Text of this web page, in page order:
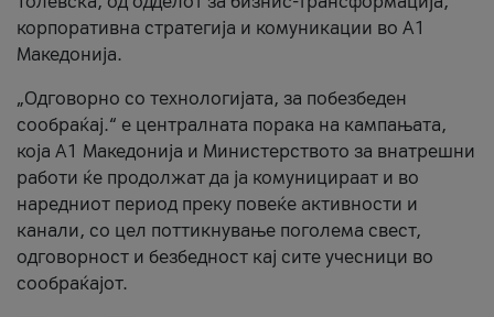
корпоративна стратегија и комуникации во А1
Македонија.
„Одговорно со технологијата, за побезбеден
сообраќај.“ е централната порака на кампањата,
која A1 Македонија и Министерството за внатрешни
работи ќе продолжат да ја комуницираат и во
наредниот период преку повеќе активности и
канали, со цел поттикнување поголема свест,
одговорност и безбедност кај сите учесници во
сообраќајот.